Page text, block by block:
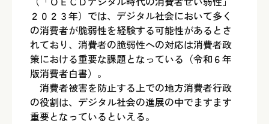
２０２３年）では、デジタル社会において多く
の消費者が脆弱性を経験する可能性があるとさ
れており、消費者の脆弱性への対応は消費者政
策における重要な課題となっている（令和６年
版消費者白書）。
消費者被害を防止する上での地方消費者行政
の役割は、デジタル社会の進展の中でますます
重要となっているといえる。